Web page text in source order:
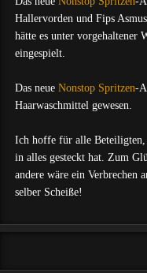
Hallervorden und Fips
hätte es unter vorgehaltener
eingespielt.
Das neue Nonstop Spritzen-
Haarwaschmittel gewesen.
Ich hoffe für alle Beteiligten,
in alles gesteckt hat. Zum
andere wäre ein Verbrechen
selber Scheiße!